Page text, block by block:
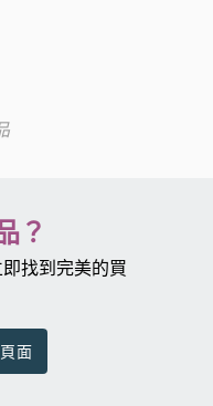
？
找到完美的買
面